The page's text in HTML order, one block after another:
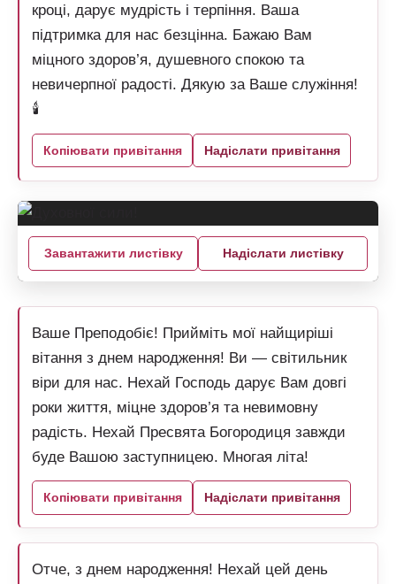
кроці, дарує мудрість і терпіння. Ваша
підтримка для нас безцінна. Бажаю Вам
міцного здоров’я, душевного спокою та
невичерпної радості. Дякую за Ваше служіння!
🕯️
Копіювати привітання Надіслати привітання
Завантажити листівку Надіслати листівку
Ваше Преподобіє! Прийміть мої найщиріші
вітання з днем народження! Ви — світильник
віри для нас. Нехай Господь дарує Вам довгі
роки життя, міцне здоров’я та невимовну
радість. Нехай Пресвята Богородиця завжди
буде Вашою заступницею. Многая літа!
Копіювати привітання Надіслати привітання
Отче, з днем народження! Нехай цей день